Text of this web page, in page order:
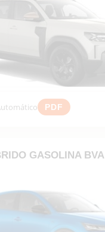
PDF
GASOLINA BVA